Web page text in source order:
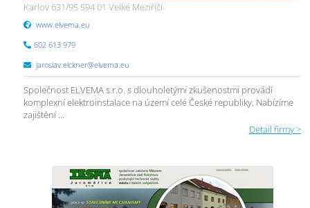
Karlov 631/95 594 01 Velké Meziříčí
www.elvema.eu
602 613 979
jaroslav.elckner@elvema.eu
Společnost ELVEMA s.r.o. s dlouholetými zkušenostmi provádí
komplexní elektroinstalace na území celé České republiky. Nabízíme
zajištění ...
Detail firmy >